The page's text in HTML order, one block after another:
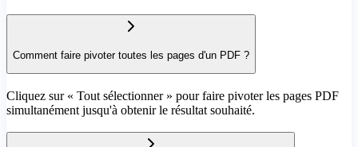
Comment faire pivoter toutes les pages d'un PDF ?
Cliquez sur « Tout sélectionner » pour faire pivoter les pages PDF
simultanément jusqu'à obtenir le résultat souhaité.